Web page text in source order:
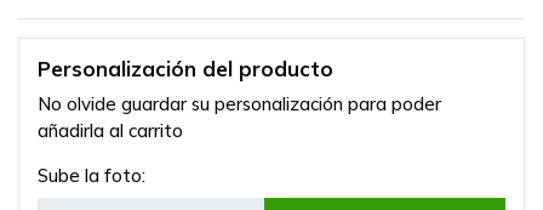
Personalización del producto
No olvide guardar su personalización para poder
añadirla al carrito
Sube la foto: